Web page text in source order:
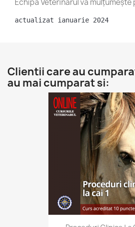
Echipa Veterinarul va
actualizat ianuarie 2024
Clientii care au
au mai cumparat si: